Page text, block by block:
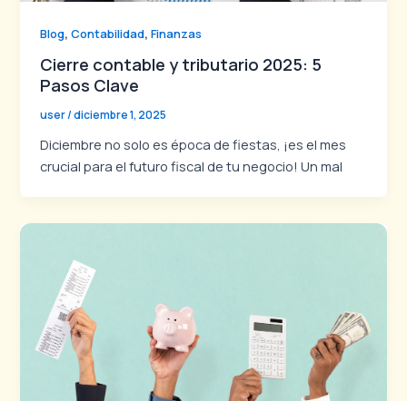
Blog,Contabilidad,Finanzas
Cierre contable y tributario 2025: 5
Pasos Clave
user/diciembre 1, 2025
Diciembre no solo es época de fiestas, ¡es el mes
crucial para el futuro fiscal de tu negocio! Un mal